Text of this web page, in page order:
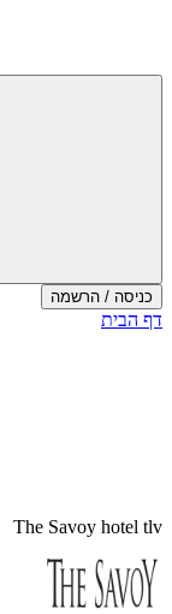
עליון
כניסה / הרשמה
סוף
דף הבית
The Savoy hotel tlv